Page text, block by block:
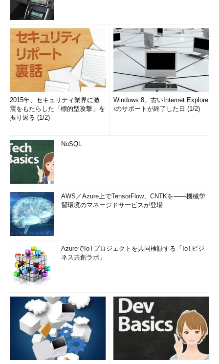
2015年、セキュリティ業界に激
震をもたらした「標的型攻撃」を
振り返る (1/2)
Windows 8、古いInternet Explore
rのサポートが終了した日 (1/2)
NoSQL
AWS／Azure上でTensorFlow、CNTKを――機械学
習環境のマネージドサービスが登場
AzureでIoTプロジェクトを共同検証する「IoTビジ
ネス共創ラボ」